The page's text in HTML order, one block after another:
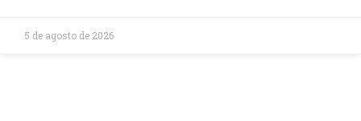
5 de agosto de 2026